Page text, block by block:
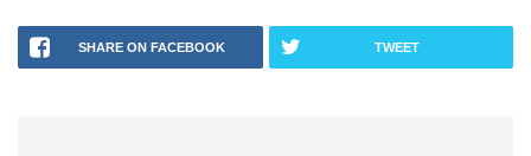
SHARE ON FACEBOOK TWEET